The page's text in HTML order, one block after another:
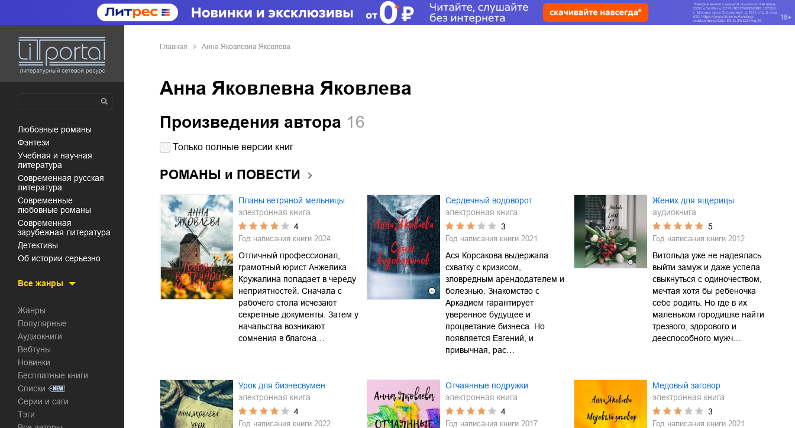
любовные романы
фэнтези
учебная и научная
литература
современная русская
литература
современные
любовные романы
современная
зарубежная литература
детективы
об истории серьезно
Все жанры
Жанры
Популярные
Аудиокниги
Вебтуны
Новинки
Бесплатные книги
Списки
Серии и саги
Тэги
Главная Анна Яковлевна Яковлева
Анна Яковлевна Яковлева
Произведения автора 16
Только полные версии книг
РОМАНЫ и ПОВЕСТИ
Планы ветряной мельницы
электронная книга
4
Год написания книги 2024
Отличный профессионал,
грамотный юрист Анжелика
Кружалина попадает в череду
неприятностей. Сначала с
рабочего стола исчезают
секретные документы. Затем у
начальства возникают
сомнения в благона…
Сердечный водоворот
электронная книга
3
Год написания книги 2021
Ася Корсакова выдержала
схватку с кризисом,
зловредным арендодателем и
болезнью. Знакомство с
Аркадием гарантирует
уверенное будущее и
процветание бизнеса. Но
появляется Евгений, и
привычная, рас…
Жених для ящерицы
аудиокнига
5
Год написания книги 2012
Витольда уже не надеялась
выйти замуж и даже успела
свыкнуться с одиночеством,
мечтая хотя бы ребеночка
себе родить. Но где в их
маленьком городишке найти
трезвого, здорового и
дееспособного мужч…
Урок для бизнесвумен
электронная книга
4
Год написания книги 2022
Отчаянные подружки
электронная книга
4
Год написания книги 2017
Медовый заговор
электронная книга
3
Год написания книги 2021